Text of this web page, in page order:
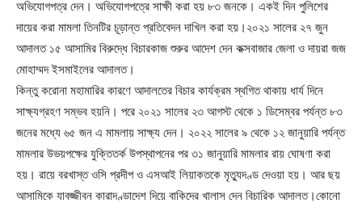
অভিযোগপত্র দেন। অভিযোগপত্রে সাক্ষী করা হয় ৮৩ জনকে। একই দিন পুলিশের
দায়ের করা মামলা তিনটির চূড়ান্ত প্রতিবেদন দাখিল করা হয়।২০২১ সালের ২৭ জুন
আদালত ১৫ আসামির বিরুদ্ধে বিচারকাজ শুরুর আদেশ দেন কক্সবাজার জেলা ও দায়রা জজ
মোহাম্মদ ইসমাইলের আদালত।
কিন্তু করোনা মহামারির কারণে আদালতের বিচার কার্যক্রম স্থগিত থাকায় ধার্য দিনে
সাক্ষ্যগ্রহণ সম্ভব হয়নি। পরে ২০২১ সালের ২৩ আগস্ট থেকে ১ ডিসেম্বর পর্যন্ত ৮৩
জনের মধ্যে ৬৫ জন এ মামলায় সাক্ষ্য দেন। ২০২২ সালের ৯ থেকে ১২ জানুয়ারি পর্যন্ত
মামলার উভয়পক্ষের যুক্তিতর্ক উপস্থাপনের পর ৩১ জানুয়ারি মামলার রায় ঘোষণা করা
হয়। রায়ে বরখাস্ত ওসি প্রদীপ ও এসআই লিয়াকতকে মৃত্যুদণ্ড দেওয়া হয়। আর ছয়
আসামিকে যাবজ্জীবন কারাদণ্ডাদেশ দিয়ে বাকিদের খালাস দেন বিচারিক আদালত।কোনো